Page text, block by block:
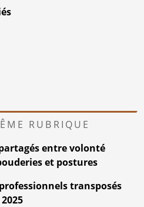
RUBRIQUE
entre volonté
et postures
transposés